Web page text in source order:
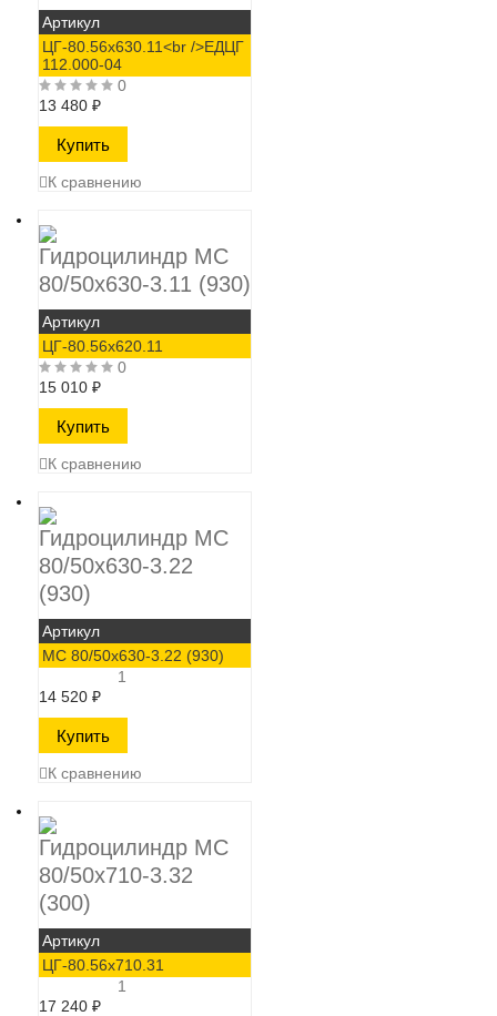
Артикул
ЦГ-80.56х630.11<br />ЕДЦГ
112.000-04
0
13 480 ₽
К сравнению
Гидроцилиндр МС
80/50х630-3.11 (930)
Артикул
ЦГ-80.56х620.11
0
15 010 ₽
К сравнению
Гидроцилиндр МС
80/50х630-3.22
(930)
Артикул
МС 80/50х630-3.22 (930)
1
14 520 ₽
К сравнению
Гидроцилиндр МС
80/50х710-3.32
(300)
Артикул
ЦГ-80.56х710.31
1
17 240 ₽